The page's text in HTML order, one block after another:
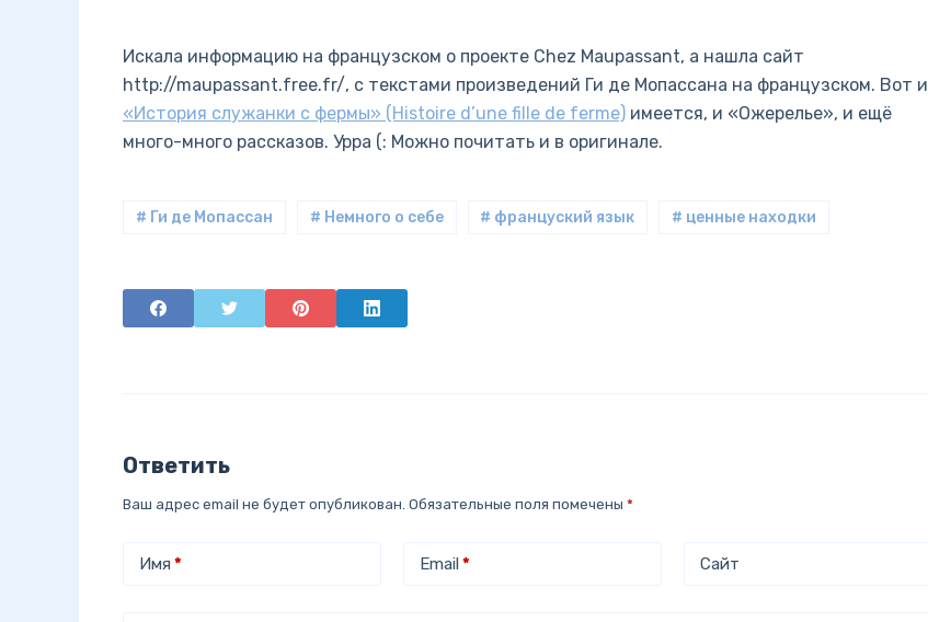
Искала информацию на французском о проекте Chez Maupassant, а нашла сайт
http://maupassant.free.fr/, с текстами произведений Ги де Мопассана на французском. Вот и
«История служанки с фермы» (Histoire d’une fille de ferme) имеется, и «Ожерелье», и ещё
много-много рассказов. Урра (: Можно почитать и в оригинале.
# Ги де Мопассан # Немного о себе # француский язык # ценные находки
Ответить
Ваш адрес email не будет опубликован. Обязательные поля помечены *
Имя * Email * Сайт